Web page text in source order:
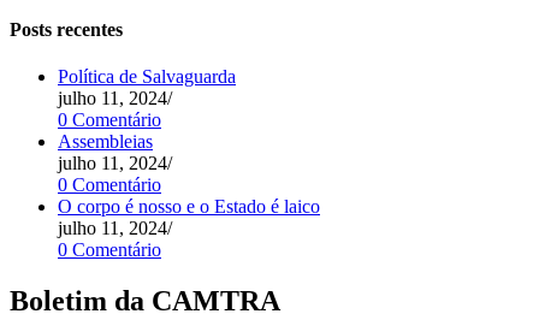
Posts recentes
Política de Salvaguarda
julho 11, 2024/
0 Comentário
Assembleias
julho 11, 2024/
0 Comentário
O corpo é nosso e o Estado é laico
julho 11, 2024/
0 Comentário
Boletim da CAMTRA